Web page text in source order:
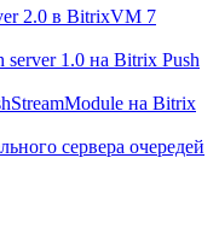
2.0 в BitrixVM 7
server 1.0 на Bitrix Push
на Bitrix
сервера очередей